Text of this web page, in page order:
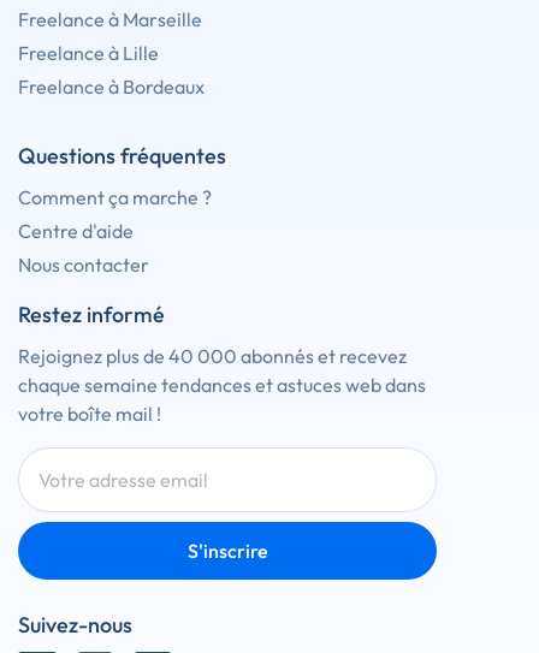
Freelance à Marseille
Freelance à Lille
Freelance à Bordeaux
Questions fréquentes
Comment ça marche ?
Centre d'aide
Nous contacter
Restez informé
Rejoignez plus de 40 000 abonnés et recevez
chaque semaine tendances et astuces web dans
votre boîte mail !
S'inscrire
Suivez-nous